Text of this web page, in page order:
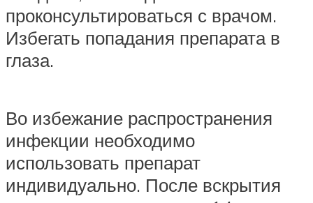
проконсультироваться с врачом.
Избегать попадания препарата в
глаза.
Во избежание распространения
инфекции необходимо
использовать препарат
индивидуально. После вскрытия